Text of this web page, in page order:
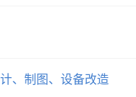
、制图、设备改造